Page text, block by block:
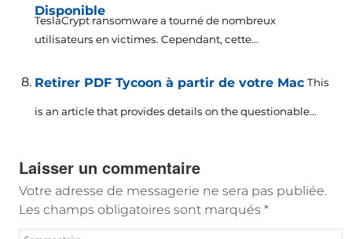
Disponible
TeslaCrypt ransomware a tourné de nombreux
utilisateurs en victimes. Cependant, cette...
Retirer PDF Tycoon à partir de votre Mac This
is an article that provides details on the questionable...
Laisser un commentaire
Votre adresse de messagerie ne sera pas publiée.
Les champs obligatoires sont marqués *